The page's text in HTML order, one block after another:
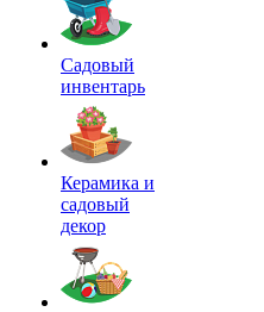
Садовый
инвентарь
Керамика и
садовый
декор